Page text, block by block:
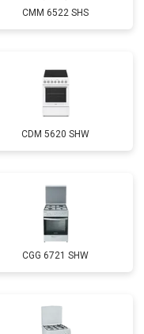
CMM 6522 SHS
CDM 5620 SHW
CGG 6721 SHW